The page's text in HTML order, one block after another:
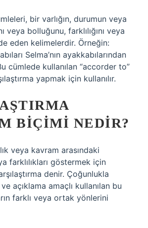
bir varlığın, durumun veya
veya bolluğunu, farklılığını veya
eden kelimelerdir. Örneğin:
Selma’nın ayakkabılarından
cümlede kullanılan “accorder to”
yapmak için kullanılır.
BIÇIMI NEDIR?
veya kavram arasındaki
farklılıkları göstermek için
denir. Çoğunlukla
açıklama amaçlı kullanılan bu
farklı veya ortak yönlerini